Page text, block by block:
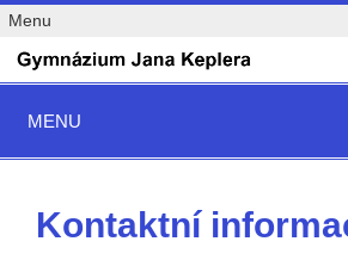
Menu
MENU
Kontaktní